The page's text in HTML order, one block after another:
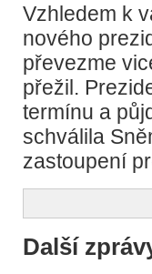
Vzhledem k
nového
převezme
přežil.
termínu a
schválila
zastoupení
Další